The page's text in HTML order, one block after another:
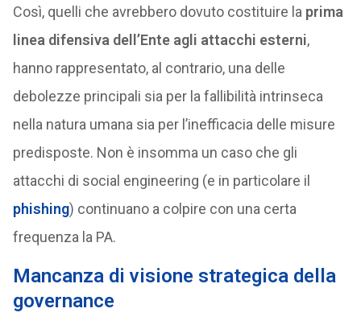
Così, quelli che avrebbero dovuto costituire la prima
linea difensiva dell’Ente agli attacchi esterni,
hanno rappresentato, al contrario, una delle
debolezze principali sia per la fallibilità intrinseca
nella natura umana sia per l’inefficacia delle misure
predisposte. Non è insomma un caso che gli
attacchi di social engineering (e in particolare il
phishing) continuano a colpire con una certa
frequenza la PA.
Mancanza di visione strategica della
governance